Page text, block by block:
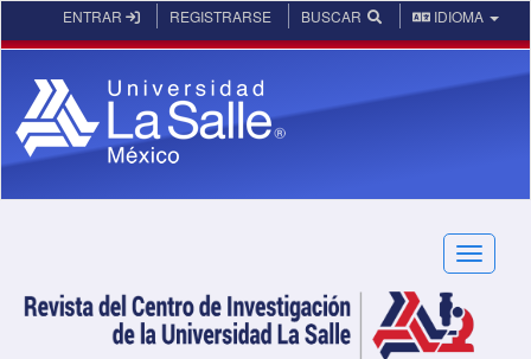
Navegación principal
Contenido principal
ENTRAR REGISTRARSE BUSCAR IDIOMA
Toggle